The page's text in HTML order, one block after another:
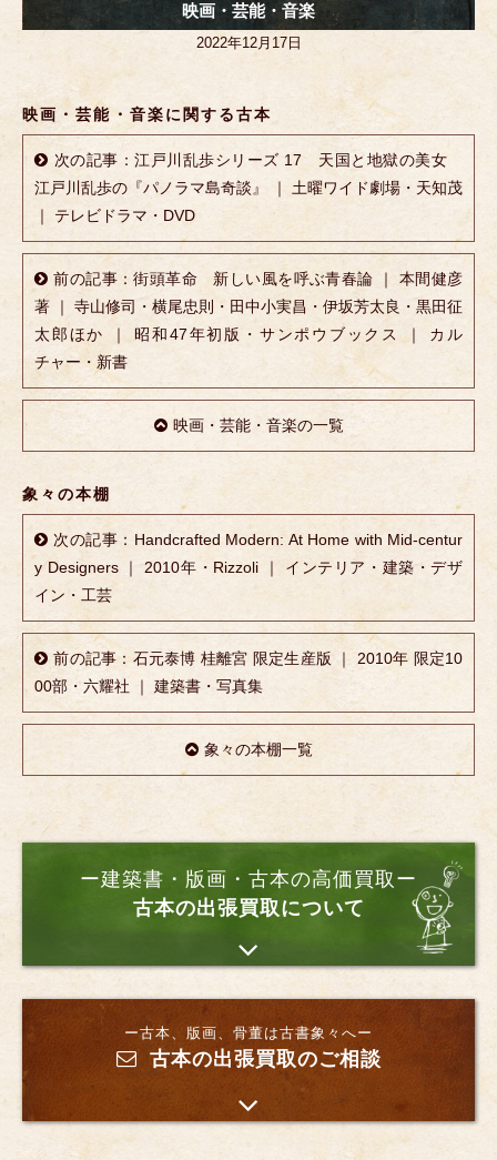
映画・芸能・音楽
2022年12月17日
映画・芸能・音楽に関する古本
次の記事：江戸川乱歩シリーズ 17 天国と地獄の美女
江戸川乱歩の『パノラマ島奇談』 ｜ 土曜ワイド劇場・天知茂
｜ テレビドラマ・DVD
前の記事：街頭革命 新しい風を呼ぶ青春論 ｜ 本間健彦
著 ｜ 寺山修司・横尾忠則・田中小実昌・伊坂芳太良・黒田征
太郎ほか ｜ 昭和47年初版・サンポウブックス ｜ カル
チャー・新書
映画・芸能・音楽の一覧
象々の本棚
次の記事：Handcrafted Modern: At Home with Mid-centur
y Designers ｜ 2010年・Rizzoli ｜ インテリア・建築・デザ
イン・工芸
前の記事：石元泰博 桂離宮 限定生産版 ｜ 2010年 限定10
00部・六耀社 ｜ 建築書・写真集
象々の本棚一覧
ー建築書・版画・古本の高価買取ー
古本の出張買取について
ー古本、版画、骨董は古書象々へー
古本の出張買取のご相談